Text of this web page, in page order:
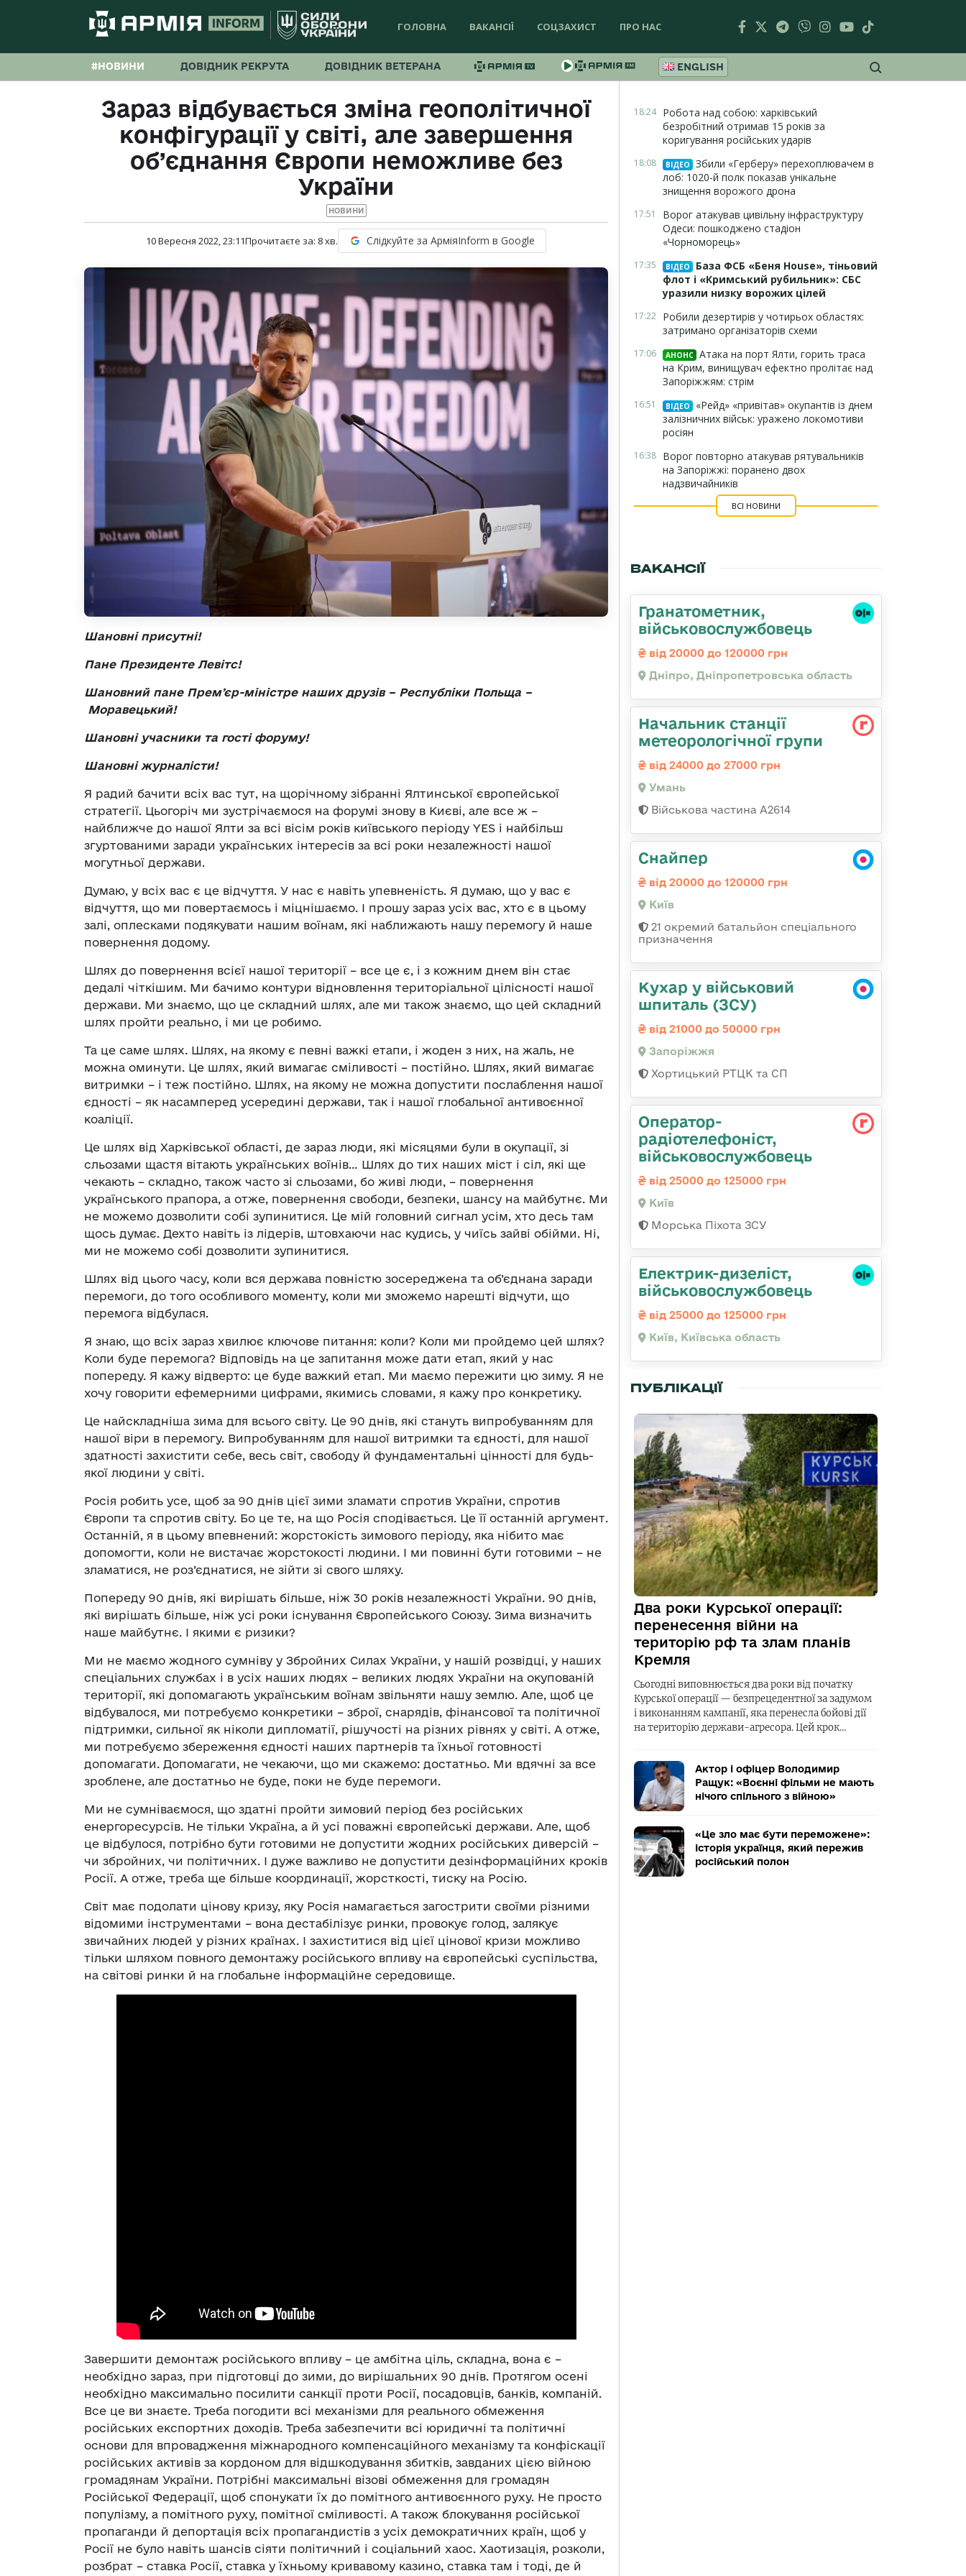
ГОЛОВНА ВАКАНСІЇ СОЦЗАХИСТ ПРО НАС
#НОВИНИ ДОВІДНИК РЕКРУТА ДОВІДНИК ВЕТЕРАНА ENGLISH
Зараз відбувається зміна геополітичної
конфігурації у світі, але завершення
об’єднання Європи неможливе без
України
НОВИНИ
10 Вересня 2022, 23:11Прочитаєте за: 8хв. Слідкуйте за АрміяInform в Google
Шановні присутні!
Пане Президенте Левітс!
Шановний пане Премʼєр-міністре наших друзів – Республіки Польща –
Моравецький!
Шановні учасники та гості форуму!
Шановні журналісти!
Я радий бачити всіх вас тут, на щорічному зібранні Ялтинської європейської
стратегії. Цьогоріч ми зустрічаємося на форумі знову в Києві, але все ж –
найближче до нашої Ялти за всі вісім років київського періоду YES і найбільш
згуртованими заради українських інтересів за всі роки незалежності нашої
могутньої держави.
Думаю, у всіх вас є це відчуття. У нас є навіть упевненість. Я думаю, що у вас є
відчуття, що ми повертаємось і міцнішаємо. І прошу зараз усіх вас, хто є в цьому
залі, оплесками подякувати нашим воїнам, які наближають нашу перемогу й наше
повернення додому.
Шлях до повернення всієї нашої території – все це є, і з кожним днем він стає
дедалі чіткішим. Ми бачимо контури відновлення територіальної цілісності нашої
держави. Ми знаємо, що це складний шлях, але ми також знаємо, що цей складний
шлях пройти реально, і ми це робимо.
Та це саме шлях. Шлях, на якому є певні важкі етапи, і жоден з них, на жаль, не
можна оминути. Це шлях, який вимагає сміливості – постійно. Шлях, який вимагає
витримки – і теж постійно. Шлях, на якому не можна допустити послаблення нашої
єдності – як насамперед усередині держави, так і нашої глобальної антивоєнної
коаліції.
Це шлях від Харківської області, де зараз люди, які місяцями були в окупації, зі
сльозами щастя вітають українських воїнів… Шлях до тих наших міст і сіл, які ще
чекають – складно, також часто зі сльозами, бо живі люди, – повернення
українського прапора, а отже, повернення свободи, безпеки, шансу на майбутнє. Ми
не можемо дозволити собі зупинитися. Це мій головний сигнал усім, хто десь там
щось думає. Дехто навіть із лідерів, штовхаючи нас кудись, у чиїсь зайві обійми. Ні,
ми не можемо собі дозволити зупинитися.
Шлях від цього часу, коли вся держава повністю зосереджена та об’єднана заради
перемоги, до того особливого моменту, коли ми зможемо нарешті відчути, що
перемога відбулася.
Я знаю, що всіх зараз хвилює ключове питання: коли? Коли ми пройдемо цей шлях?
Коли буде перемога? Відповідь на це запитання може дати етап, який у нас
попереду. Я кажу відверто: це буде важкий етап. Ми маємо пережити цю зиму. Я не
хочу говорити ефемерними цифрами, якимись словами, я кажу про конкретику.
Це найскладніша зима для всього світу. Це 90 днів, які стануть випробуванням для
нашої віри в перемогу. Випробуванням для нашої витримки та єдності, для нашої
здатності захистити себе, весь світ, свободу й фундаментальні цінності для будь-
якої людини у світі.
Росія робить усе, щоб за 90 днів цієї зими зламати спротив України, спротив
Європи та спротив світу. Бо це те, на що Росія сподівається. Це її останній аргумент.
Останній, я в цьому впевнений: жорстокість зимового періоду, яка нібито має
допомогти, коли не вистачає жорстокості людини. І ми повинні бути готовими – не
зламатися, не роз’єднатися, не зійти зі свого шляху.
Попереду 90 днів, які вирішать більше, ніж 30 років незалежності України. 90 днів,
які вирішать більше, ніж усі роки існування Європейського Союзу. Зима визначить
наше майбутнє. І якими є ризики?
Ми не маємо жодного сумніву у Збройних Силах України, у нашій розвідці, у наших
спеціальних службах і в усіх наших людях – великих людях України на окупованій
території, які допомагають українським воїнам звільняти нашу землю. Але, щоб це
відбувалося, ми потребуємо конкретики – зброї, снарядів, фінансової та політичної
підтримки, сильної як ніколи дипломатії, рішучості на різних рівнях у світі. А отже,
ми потребуємо збереження єдності наших партнерів та їхньої готовності
допомагати. Допомагати, не чекаючи, що ми скажемо: достатньо. Ми вдячні за все
зроблене, але достатньо не буде, поки не буде перемоги.
Ми не сумніваємося, що здатні пройти зимовий період без російських
енергоресурсів. Не тільки Україна, а й усі поважні європейські держави. Але, щоб
це відбулося, потрібно бути готовими не допустити жодних російських диверсій –
чи збройних, чи політичних. І дуже важливо не допустити дезінформаційних кроків
Росії. А отже, треба ще більше координації, жорсткості, тиску на Росію.
Світ має подолати цінову кризу, яку Росія намагається загострити своїми різними
відомими інструментами – вона дестабілізує ринки, провокує голод, залякує
звичайних людей у різних країнах. І захиститися від цієї цінової кризи можливо
тільки шляхом повного демонтажу російського впливу на європейські суспільства,
на світові ринки й на глобальне інформаційне середовище.
Завершити демонтаж російського впливу – це амбітна ціль, складна, вона є –
необхідно зараз, при підготовці до зими, до вирішальних 90 днів. Протягом осені
необхідно максимально посилити санкції проти Росії, посадовців, банків, компаній.
Все це ви знаєте. Треба погодити всі механізми для реального обмеження
російських експортних доходів. Треба забезпечити всі юридичні та політичні
основи для впровадження міжнародного компенсаційного механізму та конфіскації
російських активів за кордоном для відшкодування збитків, завданих цією війною
громадянам України. Потрібні максимальні візові обмеження для громадян
Російської Федерації, щоб спонукати їх до помітного антивоєнного руху. Не просто
популізму, а помітного руху, помітної сміливості. А також блокування російської
пропаганди й депортація всіх пропагандистів з усіх демократичних країн, щоб у
Росії не було навіть шансів сіяти політичний і соціальний хаос. Хаотизація, розколи,
розбрат – ставка Росії, ставка у їхньому кривавому казино, ставка там і тоді, де й
18:24 Робота над собою: харківський
безробітний отримав 15 років за
коригування російських ударів
18:08 ВІДЕО
Збили «Герберу» перехоплювачем в
лоб: 1020-й полк показав унікальне
знищення ворожого дрона
17:51
Ворог атакував цивільну інфраструктуру
Одеси: пошкоджено стадіон
«Чорноморець»
17:35 ВІДЕО
База ФСБ «Беня House», тіньовий
флот і «Кримський рубильник»: СБС
уразили низку ворожих цілей
17:22 Робили дезертирів у чотирьох областях:
затримано організаторів схеми
17:06 АНОНС Атака на порт Ялти, горить траса
на Крим, винищувач ефектно пролітає над
Запоріжжям: стрім
16:51 ВІДЕО
«Рейд» «привітав» окупантів із днем
залізничних військ: уражено локомотиви
росіян
16:38 Ворог повторно атакував рятувальників
на Запоріжжі: поранено двох
надзвичайників
ВСІ НОВИНИ
ВАКАНСІЇ
Гранатометник,
військовослужбовець
від 20000 до 120000 грн
Дніпро, Дніпропетровська область
Начальник станції
метеорологічної групи
від 24000 до 27000 грн
Умань
Військова частина А2614
Снайпер
від 20000 до 120000 грн
Київ
21 окремий батальйон спеціального
призначення
Кухар у військовий
шпиталь (ЗСУ)
від 21000 до 50000 грн
Запоріжжя
Хортицький РТЦК та СП
Оператор-
радіотелефоніст,
військовослужбовець
від 25000 до 125000 грн
Київ
Морська Піхота ЗСУ
Електрик-дизеліст,
військовослужбовець
від 25000 до 125000 грн
Київ, Київська область
ПУБЛІКАЦІЇ
Два роки Курської операції:
перенесення війни на
територію рф та злам планів
Кремля
Сьогодні виповнюється два роки від початку
Курської операції — безпрецедентної за задумом
і виконанням кампанії, яка перенесла бойові дії
на територію держави-агресора. Цей крок…
Актор і офіцер Володимир
Ращук: «Воєнні фільми не мають
нічого спільного з війною»
«Це зло має бути переможене»:
історія українця, який пережив
російський полон